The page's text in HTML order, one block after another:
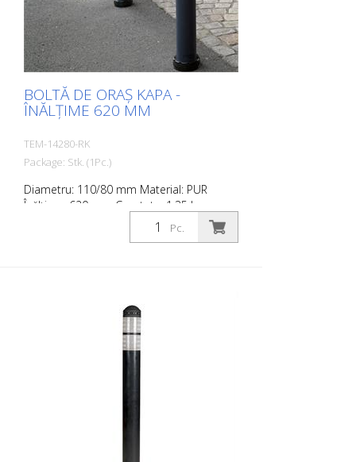
BOLTĂ DE ORAȘ KAPA -
ÎNĂLȚIME 620 MM
TEM-14280-RK
Package: Stk. (1Pc.)
Diametru: 110/80 mm Material: PUR
Înălțime: 620 mm Greutate: 1,35 kg
Culoare: gri antracit 2 benzi
retroreflectorizante RAC 2 (fără material
sunt loviți sau rostogoliți.
Pc.